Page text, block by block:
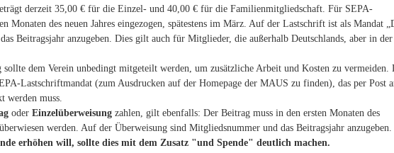
derzeit 35,00 € für die Einzel- und 40,00 € für die Familienmitgliedschaft. Für SEPA-
Monaten des neuen Jahres eingezogen, spätestens im März. Auf der Lastschrift ist als Mandat
Beitragsjahr anzugeben. Dies gilt auch für Mitglieder, die außerhalb Deutschlands, aber in der
dem Verein unbedingt mitgeteilt werden, um zusätzliche Arbeit und Kosten zu vermeiden.
Lastschriftmandat (zum Ausdrucken auf der Homepage der MAUS zu finden), das per Post
werden muss.
oder Einzelüberweisung zahlen, gilt ebenfalls: Der Beitrag muss in den ersten Monaten des
werden. Auf der Überweisung sind Mitgliedsnummer und das Beitragsjahr anzugeben.
erhöhen will, sollte dies mit dem Zusatz "und Spende" deutlich machen.